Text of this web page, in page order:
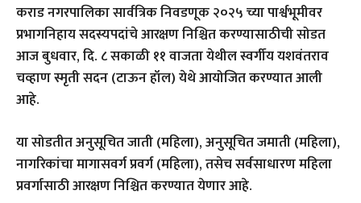
कराड नगरपालिका सार्वत्रिक निवडणूक २०२५ च्या पार्श्वभूमीवर
प्रभागनिहाय सदस्यपदांचे आरक्षण निश्चित करण्यासाठीची सोडत
आज बुधवार, दि. ८ सकाळी ११ वाजता येथील स्वर्गीय यशवंतराव
चव्हाण स्मृती सदन (टाऊन हॉल) येथे आयोजित करण्यात आली
आहे.
या सोडतीत अनुसूचित जाती (महिला), अनुसूचित जमाती (महिला),
नागरिकांचा मागासवर्ग प्रवर्ग (महिला), तसेच सर्वसाधारण महिला
प्रवर्गासाठी आरक्षण निश्चित करण्यात येणार आहे.